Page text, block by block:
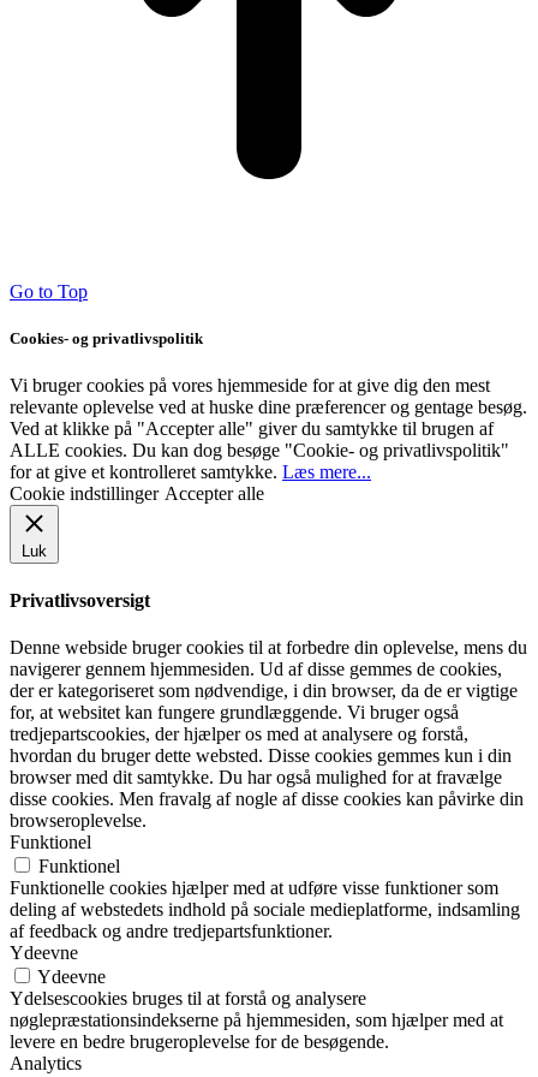
Go to Top
Cookies- og privatlivspolitik
Vi bruger cookies på vores hjemmeside for at give dig den mest
relevante oplevelse ved at huske dine præferencer og gentage besøg.
Ved at klikke på "Accepter alle" giver du samtykke til brugen af ​​
ALLE cookies. Du kan dog besøge "Cookie- og privatlivspolitik"
for at give et kontrolleret samtykke. Læs mere...
Cookie indstillinger Accepter alle
Luk
Privatlivsoversigt
Denne webside bruger cookies til at forbedre din oplevelse, mens du
navigerer gennem hjemmesiden. Ud af disse gemmes de cookies,
der er kategoriseret som nødvendige, i din browser, da de er vigtige
for, at websitet kan fungere grundlæggende. Vi bruger også
tredjepartscookies, der hjælper os med at analysere og forstå,
hvordan du bruger dette websted. Disse cookies gemmes kun i din
browser med dit samtykke. Du har også mulighed for at fravælge
disse cookies. Men fravalg af nogle af disse cookies kan påvirke din
browseroplevelse.
Funktionel
Funktionel
Funktionelle cookies hjælper med at udføre visse funktioner som
deling af webstedets indhold på sociale medieplatforme, indsamling
af feedback og andre tredjepartsfunktioner.
Ydeevne
Ydeevne
Ydelsescookies bruges til at forstå og analysere
nøglepræstationsindekserne på hjemmesiden, som hjælper med at
levere en bedre brugeroplevelse for de besøgende.
Analytics